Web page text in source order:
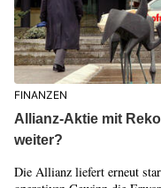
FINANZEN
Allianz-Aktie mit
weiter?
Die Allianz liefert erneut